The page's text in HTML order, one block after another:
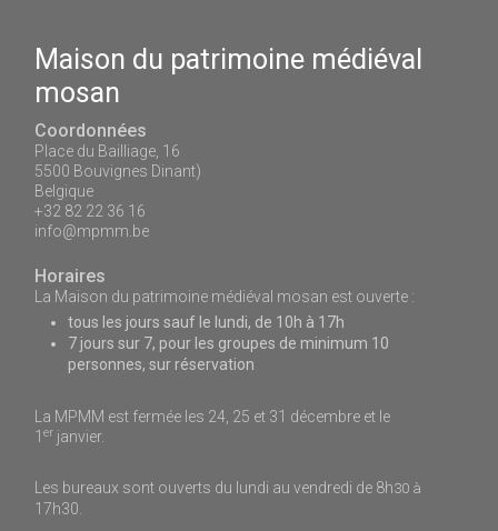
Maison du patrimoine médiéval
mosan
Coordonnées
Place du Bailliage, 16
5500 Bouvignes Dinant)
Belgique
+32 82 22 36 16
info@mpmm.be
Horaires
La Maison du patrimoine médiéval mosan est ouverte :
tous les jours sauf le lundi, de 10h à 17h
7 jours sur 7, pour les groupes de minimum 10
personnes, sur réservation
La MPMM est fermée les 24, 25 et 31 décembre et le
1er janvier.
Les bureaux sont ouverts du lundi au vendredi de 8h30 à
17h30.